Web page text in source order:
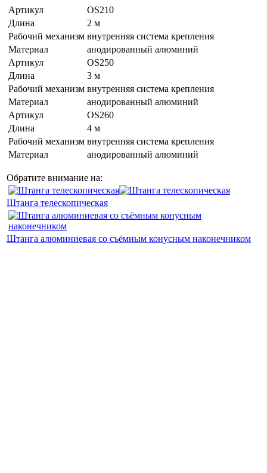
Артикул
OS210
Длина
2 м
Рабочий механизм внутренняя система крепления
Материал
анодированный алюминий
Артикул
OS250
Длина
3 м
Рабочий механизм внутренняя система крепления
Материал
анодированный алюминий
Артикул
OS260
Длина
4 м
Рабочий механизм внутренняя система крепления
Материал
анодированный алюминий
Обратите внимание на:
Штанга телескопическая
Штанга алюминиевая со съёмным конусным наконечником